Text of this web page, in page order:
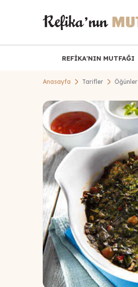
REFİKA'NIN MUTFAĞI
Anasayfa Tarifler Öğünler